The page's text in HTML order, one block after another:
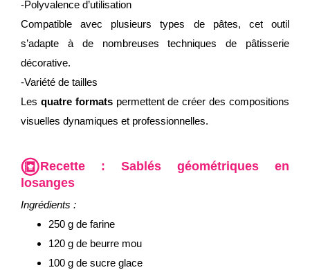
-Polyvalence d’utilisation
Compatible avec plusieurs types de pâtes, cet outil
s’adapte à de nombreuses techniques de pâtisserie
décorative.
-Variété de tailles
Les quatre formatspermettent de créer des compositions
visuelles dynamiques et professionnelles.
Recette : Sablés géométriques en
losanges
Ingrédients :
250 g de farine
120 g de beurre mou
100 g de sucre glace